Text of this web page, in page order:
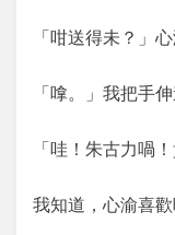
「咁送得未？」
「嗱。」我把手
「哇！朱古力喎
我知道，心渝喜歡